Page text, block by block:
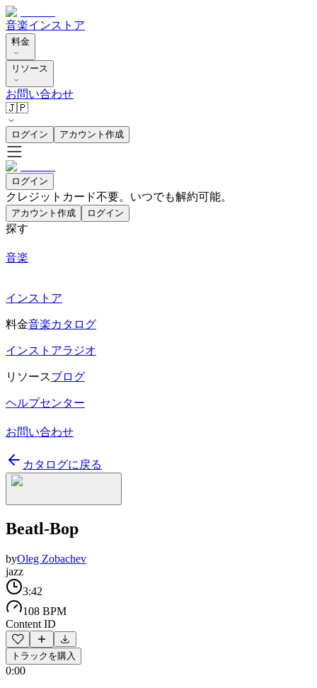
音楽インストア
料金
リソース
お問い合わせ
🇯🇵
ログイン アカウント作成
ログイン
クレジットカード不要。いつでも解約可能。
アカウント作成 ログイン
探す
音楽
インストア
料金音楽カタログ
インストアラジオ
リソースブログ
ヘルプセンター
お問い合わせ
カタログに戻る
Beatl-Bop
byOleg Zobachev
jazz
3:42
108 BPM
Content ID
トラックを購入
0:00